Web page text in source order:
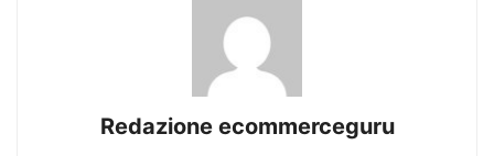
Redazione ecommerceguru